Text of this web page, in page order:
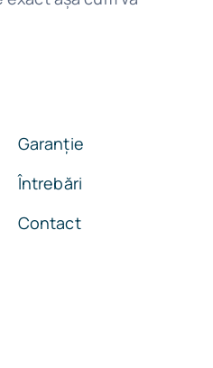
Garanție
Întrebări
Contact